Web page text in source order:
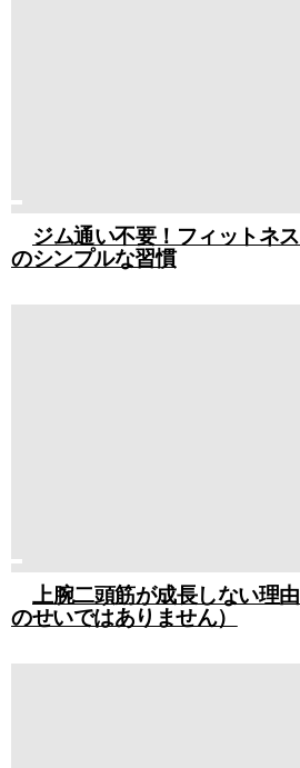
ジム通い不要！フィットネ
のシンプルな習慣
上腕二頭筋が成長しない理
のせいではありません）